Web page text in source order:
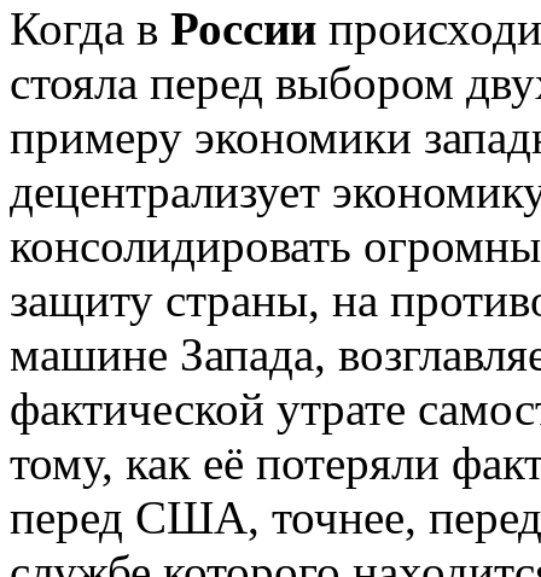
Когда в России
стояла перед выбором
примеру экономики
децентрализует
консолидировать
защиту страны, на
машине Запада,
фактической утрате
тому, как её потеряли
перед США, точнее,